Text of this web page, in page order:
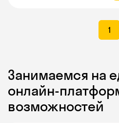
1
Занимаемся на
онлайн-
возможностей